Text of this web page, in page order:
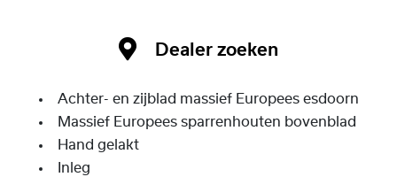
Dealer zoeken
Achter- en zijblad massief Europees esdoorn
Massief Europees sparrenhouten bovenblad
Hand gelakt
Inleg